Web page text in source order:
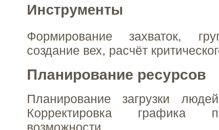
Инструменты
Формирование захваток,
создание вех, расчёт
Планирование ресурсов
Планирование загрузки
Корректировка графика
возможности